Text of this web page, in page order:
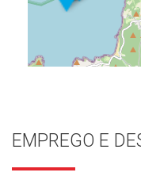
EMPREGO E